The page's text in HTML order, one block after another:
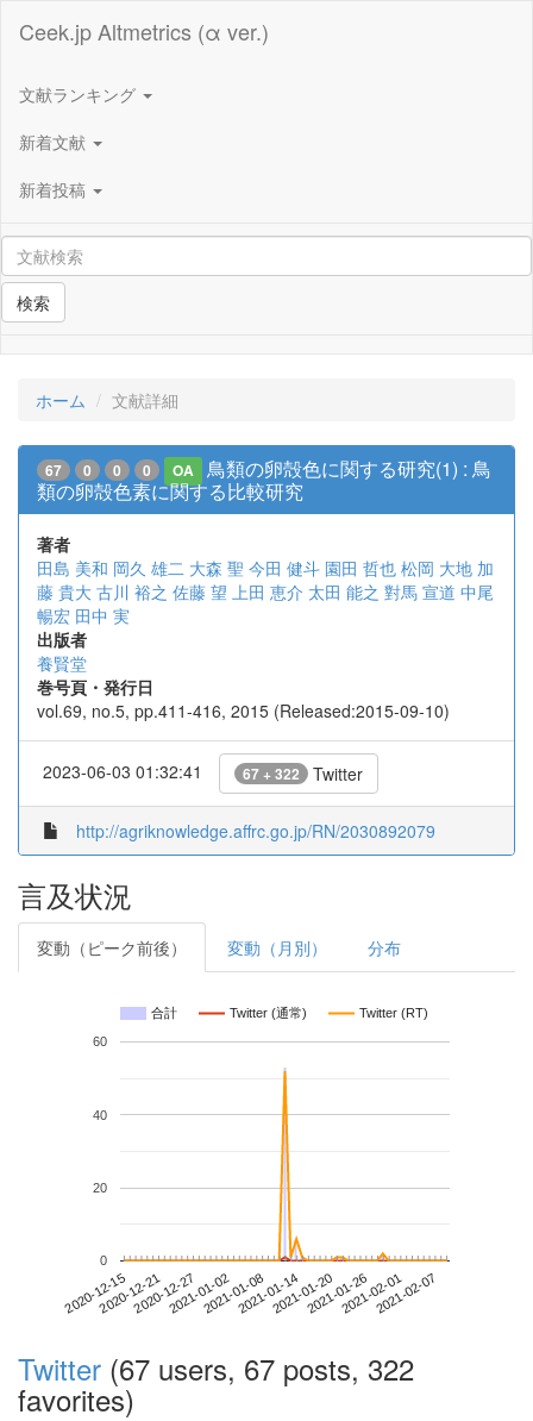
Ceek.jp Altmetrics (α ver.)
文献ランキング
新着文献
新着投稿
検索
ホーム 文献詳細
67 0 0 0 OA
鳥類の卵殻色に関する研究(1) : 鳥
類の卵殻色素に関する比較研究
著者
田島 美和 岡久 雄二 大森 聖 今田 健斗 園田 哲也 松岡 大地 加
藤 貴大 古川 裕之 佐藤 望 上田 恵介 太田 能之 對馬 宣道 中尾
暢宏 田中 実
出版者
養賢堂
巻号頁・発行日
vol.69, no.5, pp.411-416, 2015 (Released:2015-09-10)
2023-06-03 01:32:41 67 + 322 Twitter
http://agriknowledge.affrc.go.jp/RN/2030892079
言及状況
変動（ピーク前後） 変動（月別） 分布
合計 Twitter (通常) Twitter (RT)
2020-12-152020-12-212020-12-272021-01-022021-01-082021-01-142021-01-202021-01-262021-02-012021-02-07
0
20
40
60
Twitter (67 users, 67 posts, 322
favorites)